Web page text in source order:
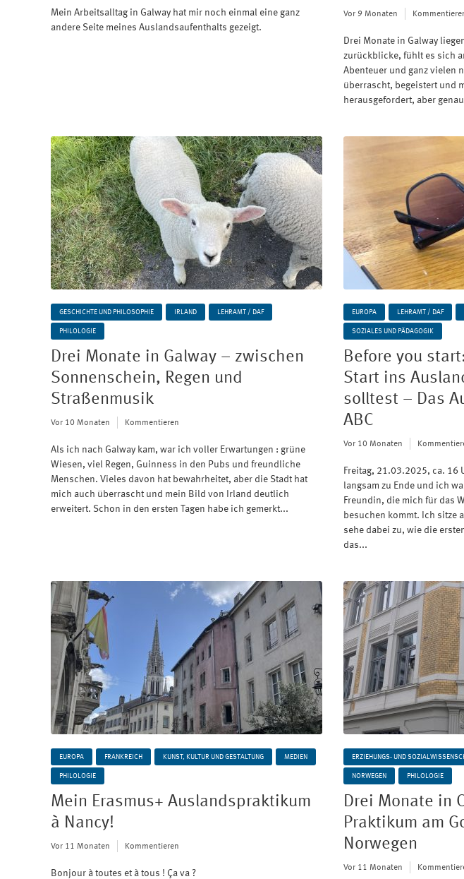
Mein Arbeitsalltag in Galway hat mir noch einmal eine ganz
andere Seite meines Auslandsaufenthalts gezeigt.
Vor 9 Monaten
Drei Monate in Galway
zurückblicke, fühlt es sich
Abenteuer und ganz vielen
überrascht, begeistert und
herausgefordert, aber
GESCHICHTE UND PHILOSOPHIE IRLAND LEHRAMT / DAF
PHILOLOGIE
Drei Monate in Galway – zwischen
Sonnenschein, Regen und
Straßenmusik
Vor 10 Monaten Kommentieren
Als ich nach Galway kam, war ich voller Erwartungen : grüne
Wiesen, viel Regen, Guinness in den Pubs und freundliche
Menschen. Vieles davon hat bewahrheitet, aber die Stadt hat
mich auch überrascht und mein Bild von Irland deutlich
erweitert. Schon in den ersten Tagen habe ich gemerkt...
EUROPA LEHRAMT / DAF
SOZIALES UND PÄDAGOGIK
Before you
Start ins
solltest – Das
ABC
Vor 10 Monaten
Freitag, 21.03.2025, ca. 16
langsam zu Ende und ich
Freundin, die mich für das
besuchen kommt. Ich sitze
sehe dabei zu, wie die
das...
EUROPA FRANKREICH KUNST, KULTUR UND GESTALTUNG MEDIEN
PHILOLOGIE
Mein Erasmus+ Auslandspraktikum
à Nancy!
Vor 11 Monaten Kommentieren
Bonjour à toutes et à tous ! Ça va ?
ERZIEHUNGS- UND
NORWEGEN PHILOLOGIE
Drei Monate in
Praktikum am
Norwegen
Vor 11 Monaten